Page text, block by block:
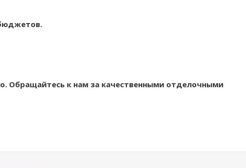
Обращайтесь к нам за качественными отделочными